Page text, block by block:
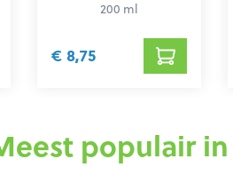
200 ml
€ 8,75
populair